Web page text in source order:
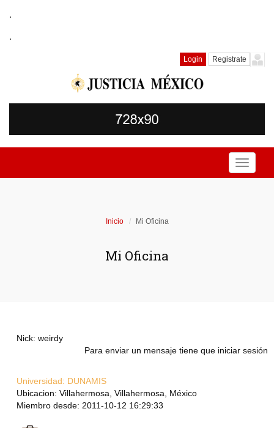
.
.
Login Registrate
Toggle
Inicio Mi Oficina
Mi Oficina
Nick: weirdy
Para enviar un mensaje tiene que iniciar sesión
Universidad: DUNAMIS
Ubicacion: Villahermosa, Villahermosa, México
Miembro desde: 2011-10-12 16:29:33